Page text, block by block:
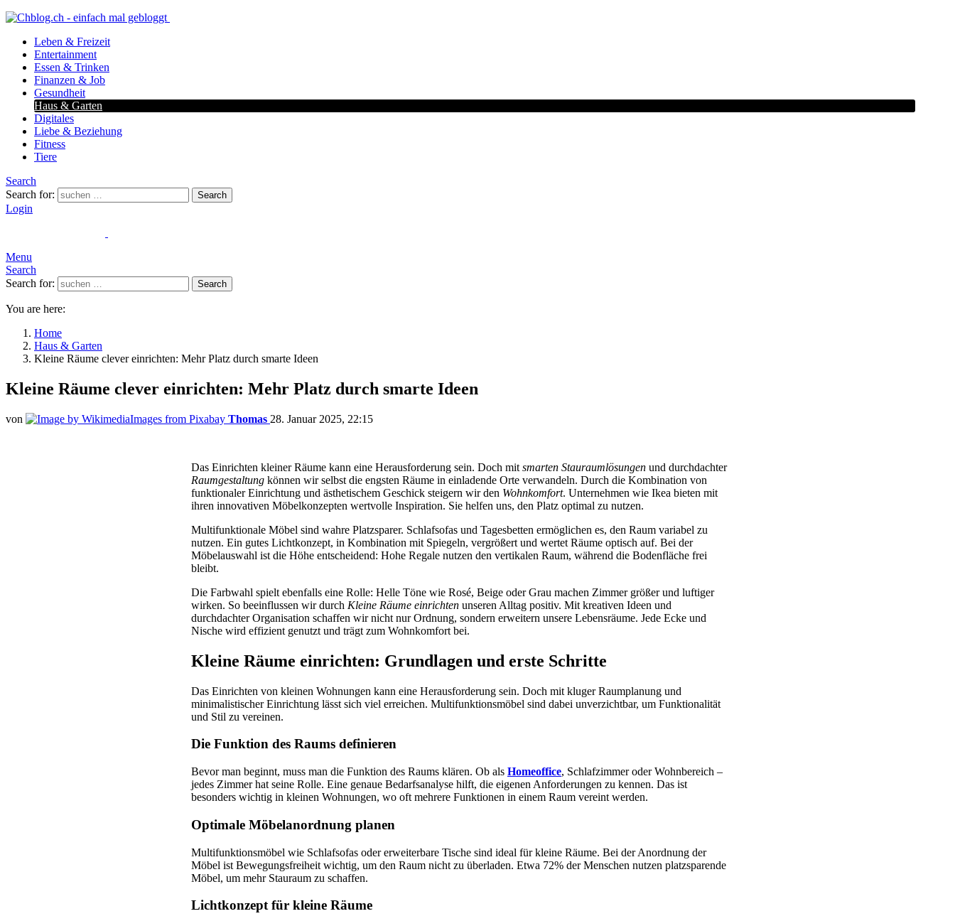
Leben & Freizeit
Entertainment
Essen & Trinken
Finanzen & Job
Gesundheit
Haus & Garten
Digitales
Liebe & Beziehung
Fitness
Tiere
Search
Search for:
Search
Login
Menu
Search
Search for:
Search
You are here:
Home
Haus & Garten
Kleine Räume clever einrichten: Mehr Platz durch smarte Ideen
Kleine Räume clever einrichten: Mehr Platz durch smarte Ideen
von Thomas 28. Januar 2025, 22:15
Das Einrichten kleiner Räume kann eine Herausforderung sein. Doch mit smarten Stauraumlösungen und durchdachter
Raumgestaltung können wir selbst die engsten Räume in einladende Orte verwandeln. Durch die Kombination von
funktionaler Einrichtung und ästhetischem Geschick steigern wir den Wohnkomfort. Unternehmen wie Ikea bieten mit
ihren innovativen Möbelkonzepten wertvolle Inspiration. Sie helfen uns, den Platz optimal zu nutzen.
Multifunktionale Möbel sind wahre Platzsparer. Schlafsofas und Tagesbetten ermöglichen es, den Raum variabel zu
nutzen. Ein gutes Lichtkonzept, in Kombination mit Spiegeln, vergrößert und wertet Räume optisch auf. Bei der
Möbelauswahl ist die Höhe entscheidend: Hohe Regale nutzen den vertikalen Raum, während die Bodenfläche frei
bleibt.
Die Farbwahl spielt ebenfalls eine Rolle: Helle Töne wie Rosé, Beige oder Grau machen Zimmer größer und luftiger
wirken. So beeinflussen wir durch Kleine Räume einrichten unseren Alltag positiv. Mit kreativen Ideen und
durchdachter Organisation schaffen wir nicht nur Ordnung, sondern erweitern unsere Lebensräume. Jede Ecke und
Nische wird effizient genutzt und trägt zum Wohnkomfort bei.
Kleine Räume einrichten: Grundlagen und erste Schritte
Das Einrichten von kleinen Wohnungen kann eine Herausforderung sein. Doch mit kluger Raumplanung und
minimalistischer Einrichtung lässt sich viel erreichen. Multifunktionsmöbel sind dabei unverzichtbar, um Funktionalität
und Stil zu vereinen.
Die Funktion des Raums definieren
Bevor man beginnt, muss man die Funktion des Raums klären. Ob als Homeoffice, Schlafzimmer oder Wohnbereich –
jedes Zimmer hat seine Rolle. Eine genaue Bedarfsanalyse hilft, die eigenen Anforderungen zu kennen. Das ist
besonders wichtig in kleinen Wohnungen, wo oft mehrere Funktionen in einem Raum vereint werden.
Optimale Möbelanordnung planen
Multifunktionsmöbel wie Schlafsofas oder erweiterbare Tische sind ideal für kleine Räume. Bei der Anordnung der
Möbel ist Bewegungsfreiheit wichtig, um den Raum nicht zu überladen. Etwa 72% der Menschen nutzen platzsparende
Möbel, um mehr Stauraum zu schaffen.
Lichtkonzept für kleine Räume